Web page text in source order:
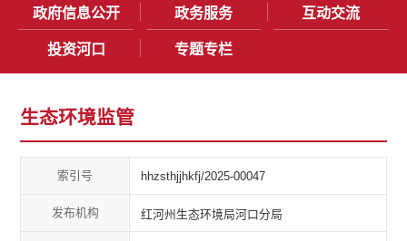
政府信息公开 政务服务 互动交流
投资河口 专题专栏
生态环境监管
索引号 hhzsthjjhkfj/2025-00047
发布机构 红河州生态环境局河口分局